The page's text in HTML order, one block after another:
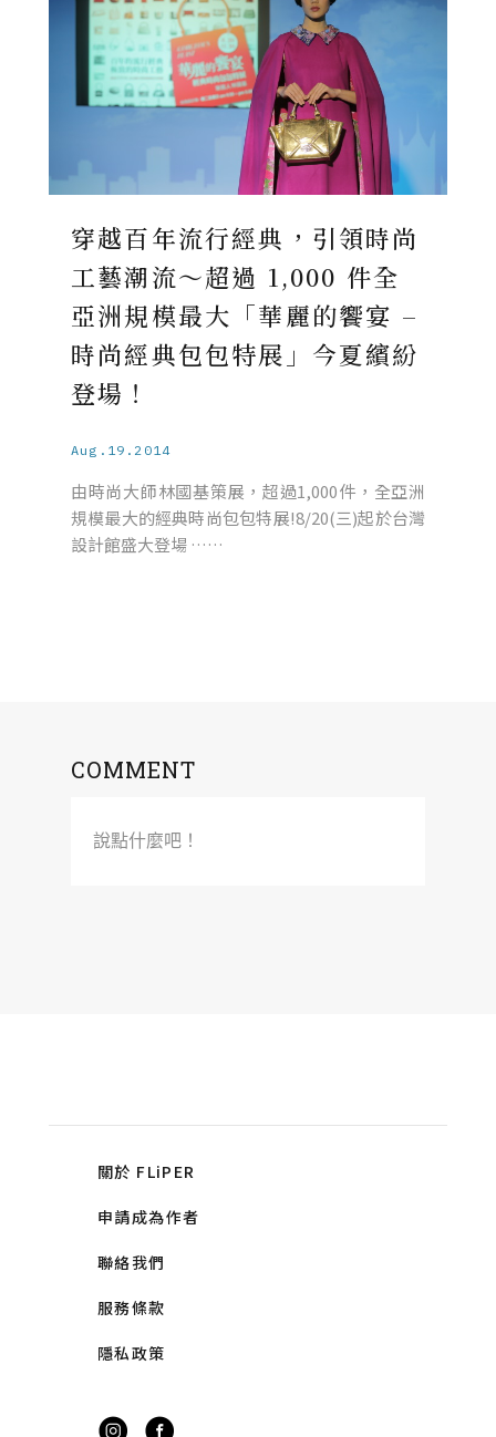
穿越百年流行經典，引領時尚
工藝潮流～超過 1,000 件全
亞洲規模最大「華麗的饗宴 –
時尚經典包包特展」今夏繽紛
登場！
Aug.19.2014
由時尚大師林國基策展，超過1,000件，全亞洲
規模最大的經典時尚包包特展!8/20(三)起於台灣
設計館盛大登場 ……
COMMENT
說點什麼吧！
關於 FLiPER
申請成為作者
聯絡我們
服務條款
隱私政策